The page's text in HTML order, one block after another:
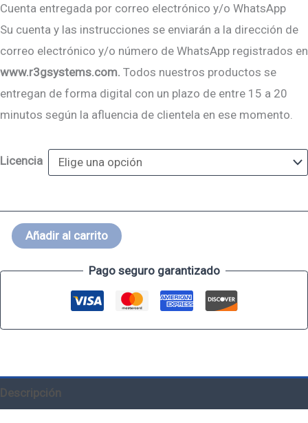
Cuenta entregada por correo electrónico y/o WhatsApp
Su cuenta y las instrucciones se enviarán a la dirección de
correo electrónico y/o número de WhatsApp registrados en
www.r3gsystems.com. Todos nuestros productos se
entregan de forma digital con un plazo de entre 15 a 20
minutos según la afluencia de clientela en ese momento.
Licencia
Añadir al carrito
Pago seguro garantizado
Descripción